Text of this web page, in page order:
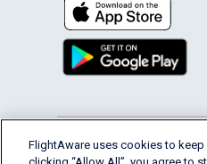
English (USA)
FlightAware uses cookies to keep